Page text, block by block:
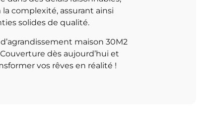
complexité, assurant ainsi
solides de qualité.
maison 30M2
dès aujourd’hui et
vos rêves en réalité !